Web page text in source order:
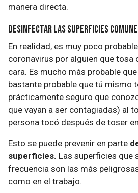
manera directa.
Desinfectar las superficies
En realidad, es muy poco
coronavirus por alguien que tosa
cara. Es mucho más probable
bastante probable que tú mismo
prácticamente seguro que
que vayan a ser contagiadas) al
persona tocó después de toser
Esto se puede prevenir en parte
superficies. Las superficies que
frecuencia son las más
como en el trabajo.